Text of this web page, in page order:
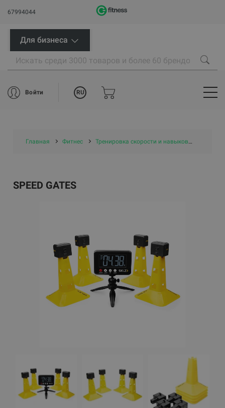
67994044
Для бизнеса
Войти RU
Главная Фитнес Тренировка скорости и навыков
SPEED GATES